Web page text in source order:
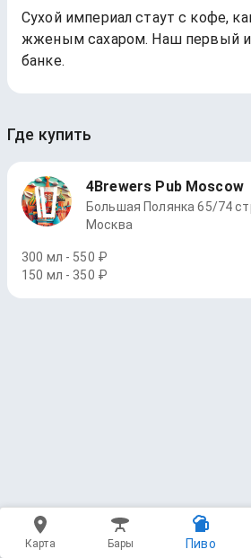
Сухой империал стаут с кофе,
жженым сахаром. Наш первый
банке.
Где купить
4Brewers Pub Moscow
Большая Полянка 65/74
Москва
300 мл - 550 ₽
150 мл - 350 ₽
Карта Бары Пиво